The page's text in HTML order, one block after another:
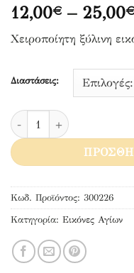
12,00€ – 25,00€
Χειροποίητη ξύλινη
Διαστάσεις:
Άγιος Νικηφόρος
Κωδ. Προϊόντος: 300226
Κατηγορία: Εικόνες Αγίων